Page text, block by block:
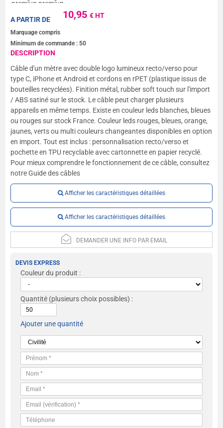
10,95€ HT
A PARTIR DE
Marquage compris
Minimum de commande :50
DESCRIPTION
Câble d'un mètre avec double logo lumineux recto/verso pour
type C, iPhone et Android et cordons en rPET (plastique issus de
bouteilles recyclées). Finition métal, rubber soft touch sur l'import
/ ABS satiné sur le stock. Le câble peut charger plusieurs
appareils en même temps. Existe en couleur leds blanches, bleues
ou rouges sur stock France. Couleur leds rouges, bleues, orange,
jaunes, verts ou multi couleurs changeantes disponibles en option
en import. Tout est inclus : personnalisation recto/verso et
pochette en TPU recyclable avec cartonnette en papier recyclé.
Pour mieux comprendre le fonctionnement de ce câble, consultez
notre Guide des câbles
Afficher les caractéristiques détaillées
Afficher les caractéristiques détaillées
DEMANDER UNE INFO PAR EMAIL
DEVIS EXPRESS
Couleur du produit :
Quantité (plusieurs choix possibles) :
Ajouter une quantité